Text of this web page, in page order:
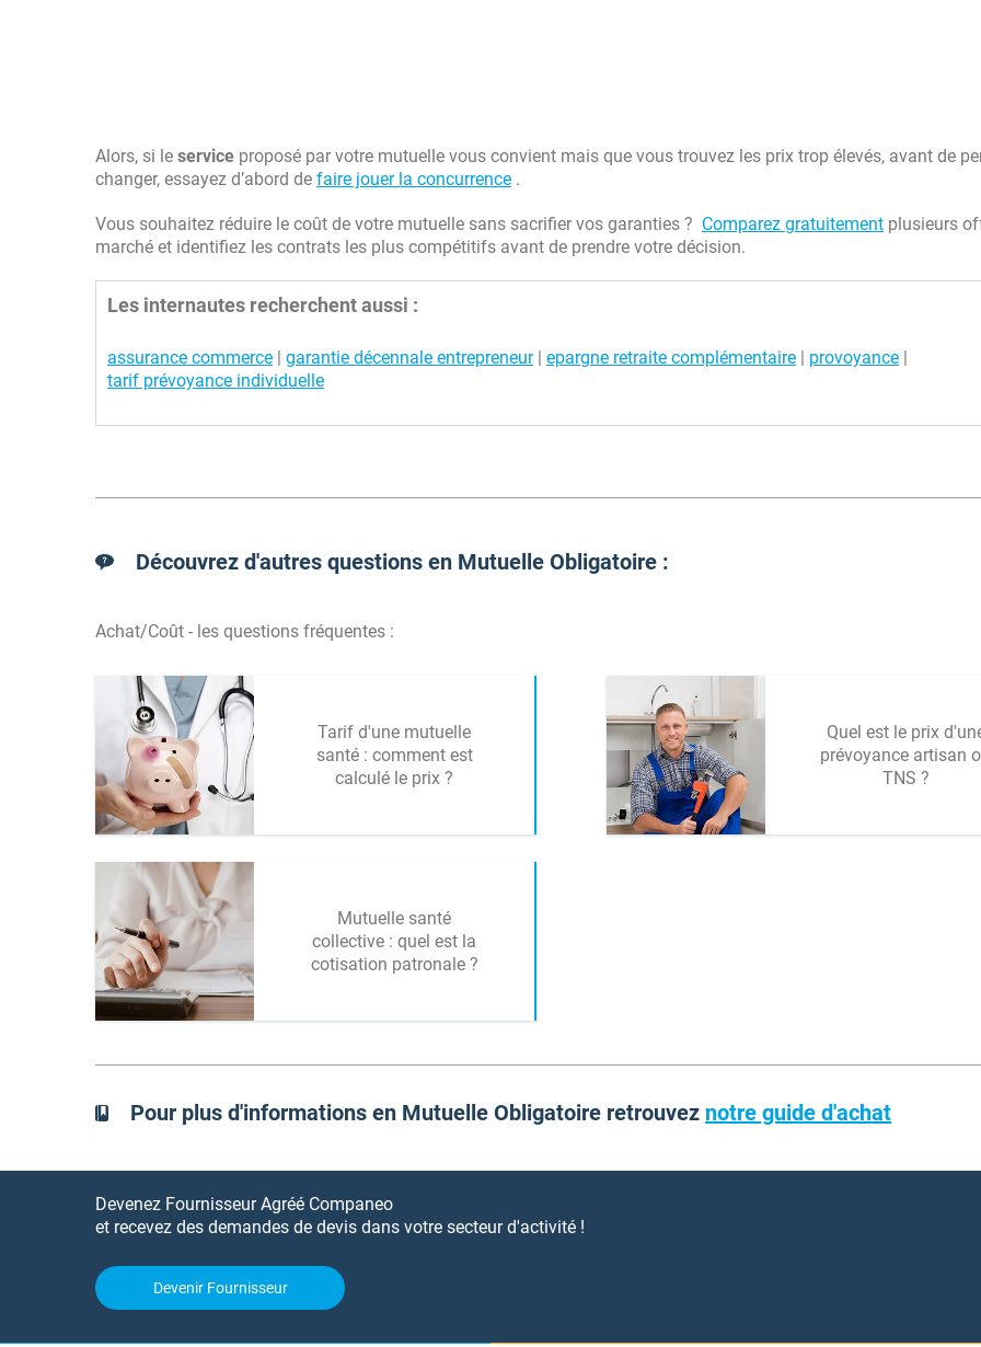
Alors, si le service proposé par votre mutuelle vous convient mais que vous trouvez les prix trop élevés, avant de
changer, essayez d’abord de faire jouer la concurrence .
Vous souhaitez réduire le coût de votre mutuelle sans sacrifier vos garanties ? Comparez gratuitement plusieurs
marché et identifiez les contrats les plus compétitifs avant de prendre votre décision.
Les internautes recherchent aussi :
assurance commerce | garantie décennale entrepreneur| epargne retraite complémentaire | provoyance |
tarif prévoyance individuelle
Découvrez d'autres questions en Mutuelle Obligatoire :
Achat/Coût - les questions fréquentes :
Tarif d'une mutuelle
santé : comment est
calculé le prix ?
Quel est le prix
prévoyance artisan
TNS ?
Mutuelle santé
collective : quel est la
cotisation patronale ?
Pour plus d'informations en Mutuelle Obligatoire retrouvez notre guide d'achat
Devenez Fournisseur Agréé Companeo
et recevez des demandes de devis dans votre secteur d'activité !
Devenir Fournisseur